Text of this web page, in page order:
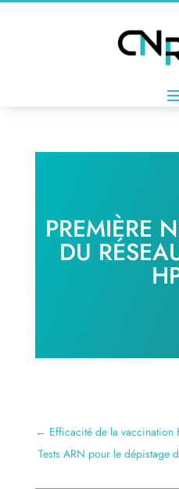
PREMIÈRE
DU
← Efficacité de la vaccination
Tests ARN pour le dépistage